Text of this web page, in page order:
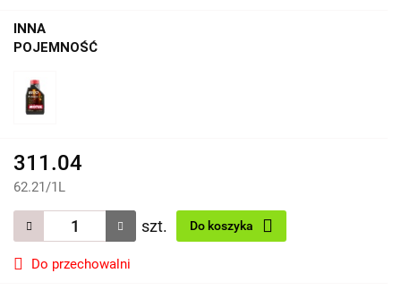
INNA
POJEMNOŚĆ
311.04
62.21 /1L
szt. Do koszyka
Do przechowalni